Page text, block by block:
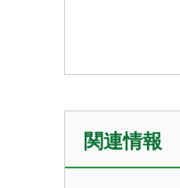
関連情報